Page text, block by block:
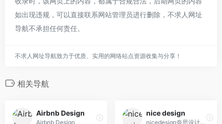
如出现违规，可以直接联系网站管理员进行删除，不求人网址
导航不承担任何责任。
不求人网址导航致力于优质、实用的网络站点资源收集与分享！
相关导航
Airbnb Design
Airbnb Design
nice design
nicedesign奈思设计是领先的用户体验设计与互联网品牌建设公司